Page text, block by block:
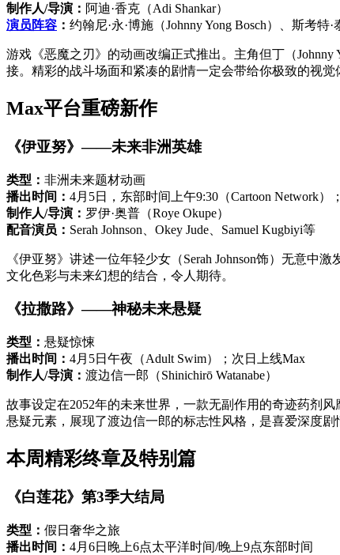
制作人/导演： 阿迪·香克（Adi Shankar）
演员阵容 ： 约翰尼·永·博施（Johnny Yong Bosch）、斯考
游戏《恶魔之刃》的动画改编正式推出。主角但丁（
接。精彩的战斗场面和紧凑的剧情一定会带给你极致的视觉
Max平台重磅新作
《伊亚努》——未来非洲英雄
类型： 非洲未来题材动画
播出时间： 4月5日，东部时间上午9:30（Cartoon Network）
制作人/导演： 罗伊·奥普（Roye Okupe）
配音演员： Serah Johnson、Okey Jude、Samuel Kugbiyi等
《伊亚努》讲述一位年轻少女（Serah Johnson饰）无意
文化色彩与未来幻想的结合，令人期待。
《拉撒路》——神秘未来悬疑
类型： 悬疑惊悚
播出时间： 4月5日午夜（Adult Swim）；次日上线Max
制作人/导演： 渡边信一郎（Shinichirō Watanabe）
故事设定在2052年的未来世界，一款无副作用的奇迹药剂
悬疑元素，展现了渡边信一郎的标志性风格，是喜爱深度剧
本周精彩终章及特别篇
《白莲花》第3季大结局
类型： 假日奢华之旅
播出时间： 4月6日晚上6点太平洋时间/晚上9点东部时间